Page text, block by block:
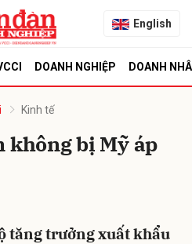
English
DOANH NGHIỆP DOANH
Kinh tế
không bị Mỹ áp
tăng trưởng xuất khẩu